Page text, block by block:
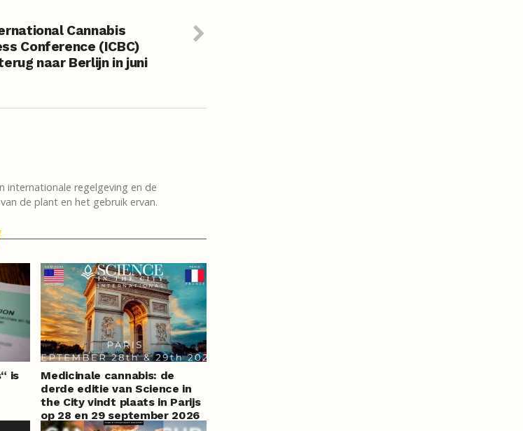
Cannabis
Conference (ICBC)
naar Berlijn in juni
internationale regelgeving en de
de plant en het gebruik ervan.
is
Medicinale cannabis: de
derde editie van Science in
the City vindt plaats in Parijs
op 28 en 29 september 2026